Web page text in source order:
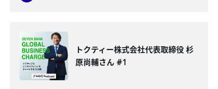
トクティー株式会社代表取締役 杉
原尚輔さん #1